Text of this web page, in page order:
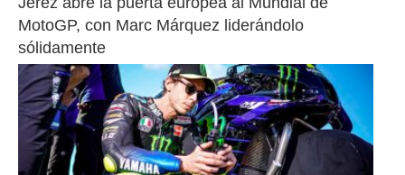
MotoGP, con Marc Márquez liderándolo
sólidamente